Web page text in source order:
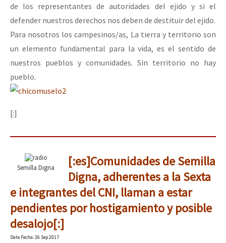
de los representantes de autoridades del ejido y si el
defender nuestros derechos nos deben de destituir del ejido.
Para nosotros los campesinos/as, La tierra y territorio son
un elemento fundamental para la vida, es el sentido de
nuestros pueblos y comunidades. Sin territorio no hay
pueblo.
[:]
Semilla Digna
[:es]Comunidades de Semilla
Digna, adherentes a la Sexta
e integrantes del CNI, llaman a estar
pendientes por hostigamiento y posible
desalojo[:]
DateFecha: 26 Sep 2017